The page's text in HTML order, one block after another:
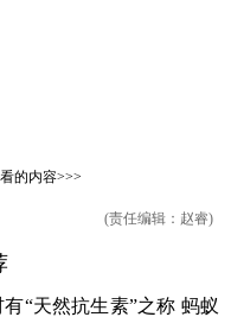
的内容>>>
(责任编辑：赵睿)
“天然抗生素”之称 蚂蚁